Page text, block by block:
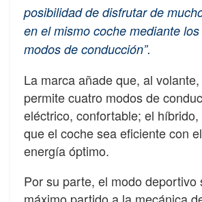
posibilidad de disfrutar de
en el mismo coche mediante
modos de conducción”.
La marca añade que, al
permite cuatro modos de
eléctrico, confortable; el
que el coche sea eficiente con
energía óptimo.
Por su parte, el modo deportivo